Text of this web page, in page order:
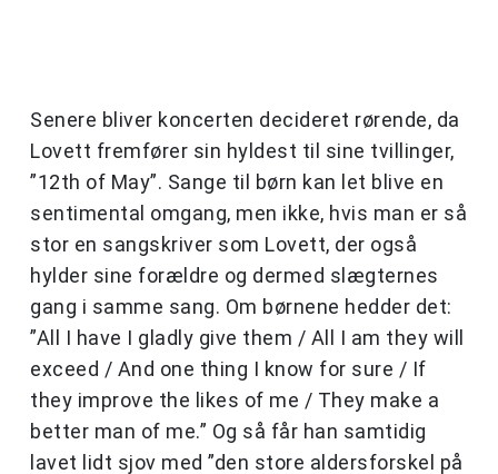
Senere bliver koncerten decideret rørende, da
Lovett fremfører sin hyldest til sine tvillinger,
”12th of May”. Sange til børn kan let blive en
sentimental omgang, men ikke, hvis man er så
stor en sangskriver som Lovett, der også
hylder sine forældre og dermed slægternes
gang i samme sang. Om børnene hedder det:
”All I have I gladly give them / All I am they will
exceed / And one thing I know for sure / If
they improve the likes of me / They make a
better man of me.” Og så får han samtidig
lavet lidt sjov med ”den store aldersforskel på